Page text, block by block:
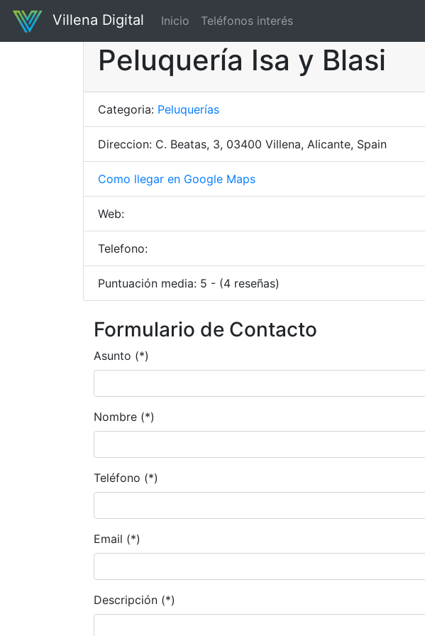
Villena Digital Inicio Teléfonos interés
Peluquería Isa y Blasi
Categoria: Peluquerías
Direccion: C. Beatas, 3, 03400 Villena, Alicante, Spain
Como llegar en Google Maps
Web:
Telefono:
Puntuación media: 5 - (4 reseñas)
Formulario de Contacto
Asunto (*)
Nombre (*)
Teléfono (*)
Email (*)
Descripción (*)